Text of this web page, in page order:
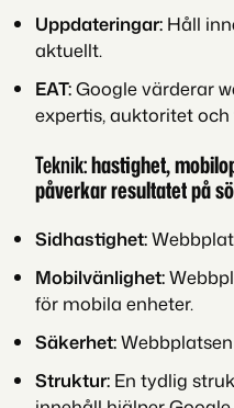
Uppdateringar: Håll
aktuellt.
EAT:Google värderar
expertis, auktoritet
Teknik:hastighet,
påverkar resultatet på
Sidhastighet:
Mobilvänlighet:
för mobila enheter.
Säkerhet:
Struktur: En tydlig